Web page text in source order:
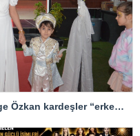
Mahmut Oğuz Özkan ve Doruk Ege Özkan kardeşler “erkekliğe merhaba” dedi